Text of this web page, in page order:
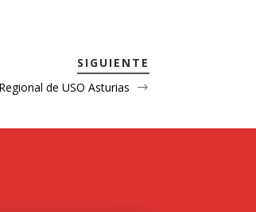
SIGUIENTE
de USO Asturias